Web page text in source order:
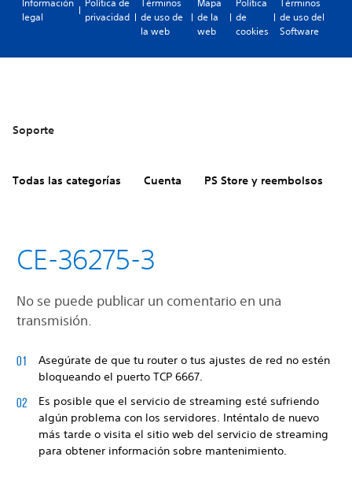
legal
privacidad
de uso de
la web
de la
web
de
cookies
de uso del
Software
Soporte
Todas las categorías Cuenta PS Store y reembolsos
CE-36275-3
No se puede publicar un comentario en una
transmisión.
Asegúrate de que tu router o tus ajustes de red no estén
bloqueando el puerto TCP 6667.
Es posible que el servicio de streaming esté sufriendo
algún problema con los servidores. Inténtalo de nuevo
más tarde o visita el sitio web del servicio de streaming
para obtener información sobre mantenimiento.